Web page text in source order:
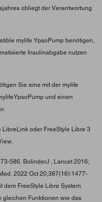
obliegt der Verantwortung
mylife YpsoPump benötigen,
Insulinabgabe nutzen
Sie eine mit der mylife
und einen
LibreLink oder FreeStyle Libre 3
586. BolinderJ , Lancet 2016;
2022 Oct 20;387(16):1477-
dem FreeStyle Libre System
gleichen Funktionen wie das